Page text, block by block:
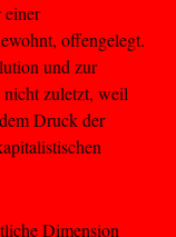
einer
offengelegt.
und zur
nicht zuletzt, weil
Druck der
Dimension